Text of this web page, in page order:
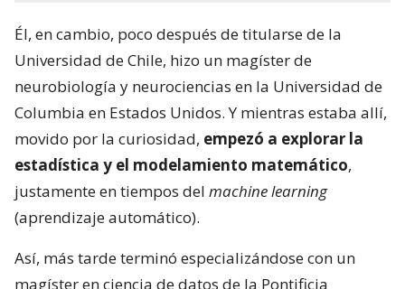
Él, en cambio, poco después de titularse de la
Universidad de Chile, hizo un magíster de
neurobiología y neurociencias en la Universidad de
Columbia en Estados Unidos. Y mientras estaba allí,
movido por la curiosidad, empezó a explorar la
estadística y el modelamiento matemático,
justamente en tiempos del machine learning
(aprendizaje automático).
Así, más tarde terminó especializándose con un
magíster en ciencia de datos de la Pontificia